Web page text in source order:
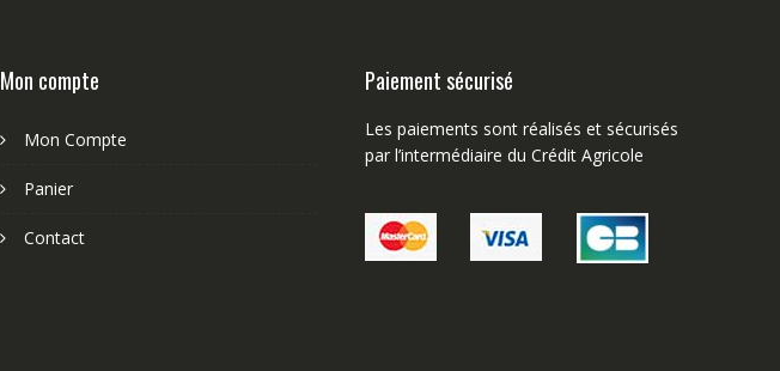
Mon compte
Mon Compte
Panier
Contact
Paiement sécurisé
Les paiements sont réalisés et sécurisés
par l’intermédiaire du Crédit Agricole